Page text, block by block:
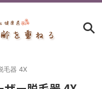
毛器 4X